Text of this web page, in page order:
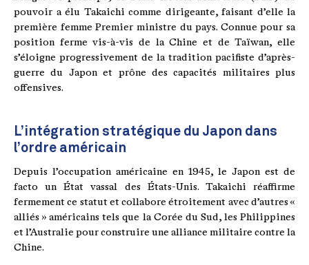
pouvoir a élu Takaichi comme dirigeante, faisant d’elle la
première femme Premier ministre du pays. Connue pour sa
position ferme vis-à-vis de la Chine et de Taïwan, elle
s’éloigne progressivement de la tradition pacifiste d’après-
guerre du Japon et prône des capacités militaires plus
offensives.
L’intégration stratégique du Japon dans
l’ordre américain
Depuis l’occupation américaine en 1945, le Japon est de
facto un État vassal des États-Unis. Takaichi réaffirme
fermement ce statut et collabore étroitement avec d’autres «
alliés » américains tels que la Corée du Sud, les Philippines
et l’Australie pour construire une alliance militaire contre la
Chine.